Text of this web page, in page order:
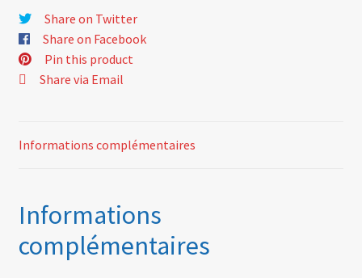
2.0mm
+
4.00
mm
pistons
Share on Twitter
Share on Facebook
Pin this product
Share via Email
Informations complémentaires
Informations
complémentaires